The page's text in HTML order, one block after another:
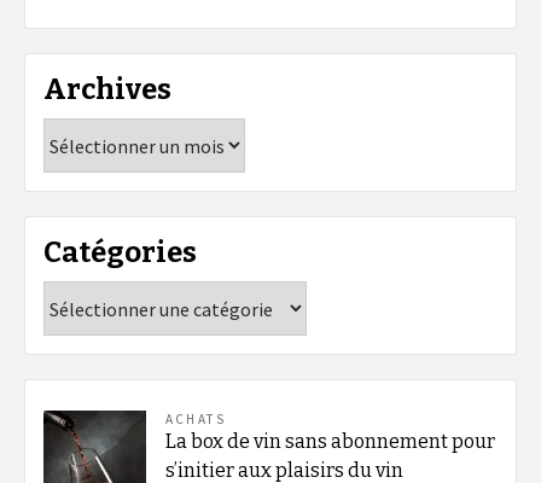
Archives
Catégories
ACHATS
La box de vin sans abonnement pour
s’initier aux plaisirs du vin